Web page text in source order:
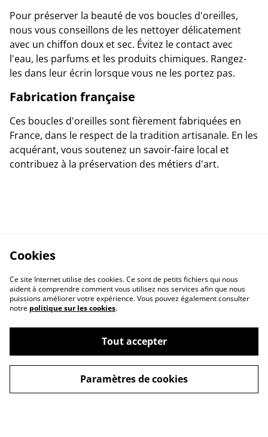
Pour préserver la beauté de vos boucles d'oreilles,
nous vous conseillons de les nettoyer délicatement
avec un chiffon doux et sec. Évitez le contact avec
l'eau, les parfums et les produits chimiques. Rangez-
les dans leur écrin lorsque vous ne les portez pas.
Fabrication française
Ces boucles d'oreilles sont fièrement fabriquées en
France, dans le respect de la tradition artisanale. En les
acquérant, vous soutenez un savoir-faire local et
contribuez à la préservation des métiers d'art.
Politique des cookies
Cookies
Ce site Internet utilise des cookies. Ce sont de petits fichiers qui nous
aident à comprendre comment vous utilisez nos services afin que nous
puissions améliorer votre expérience. Vous pouvez également consulter
notre politique sur les cookies.
Tout accepter
Paramètres de cookies